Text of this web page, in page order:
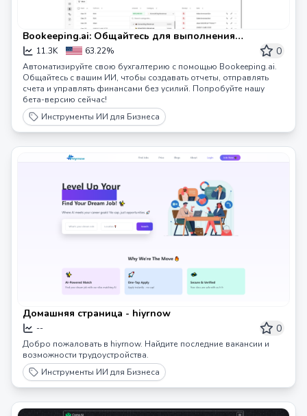
Bookeeping.ai: Общайтесь для выполнения
финансовых задач | ИИ-бухгалтер
11.3K 63.22% 0
Автоматизируйте свою бухгалтерию с помощью Bookeeping.ai.
Общайтесь с вашим ИИ, чтобы создавать отчеты, отправлять
счета и управлять финансами без усилий. Попробуйте нашу
бета-версию сейчас!
Инструменты ИИ для Бизнеса
Домашняя страница - hiyrnow
-- 0
Добро пожаловать в hiyrnow. Найдите последние вакансии и
возможности трудоустройства.
Инструменты ИИ для Бизнеса